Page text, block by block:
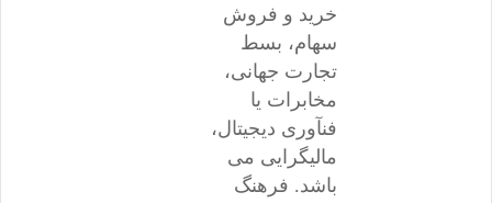
خرید و فروش
سهام، بسط
تجارت جهانی،
مخابرات یا
فنآوری دیجیتال،
مالیگرایی می
باشد. فرهنگ